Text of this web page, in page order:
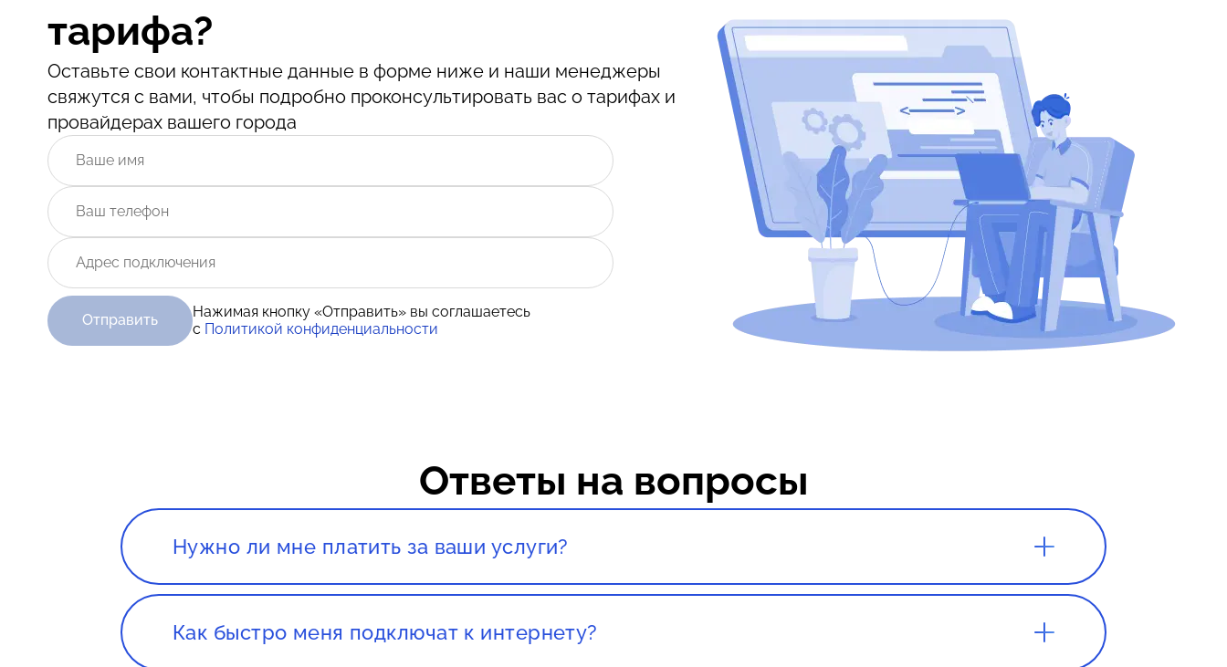
тарифа?
Оставьте свои контактные данные в форме ниже и наши менеджеры
свяжутся с вами, чтобы подробно проконсультировать вас о тарифах и
провайдерах вашего города
Отправить
Нажимая кнопку «Отправить» вы соглашаетесь
с Политикой конфиденциальности
Ответы на вопросы
Нужно ли мне платить за ваши услуги?
Нет. Сервис, а так же консультация со специалистом полностью бесплатны!
Как быстро меня подключат к интернету?